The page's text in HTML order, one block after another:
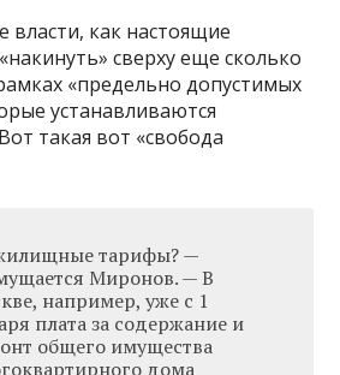
власти, как настоящие
сверху еще сколько
«предельно допустимых
устанавливаются
такая вот «свобода
тарифы? —
Миронов. — В
например, уже с 1
плата за содержание и
общего имущества
дома